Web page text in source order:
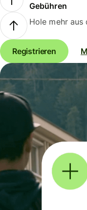
Gebühren
Hole mehr aus
Registrieren